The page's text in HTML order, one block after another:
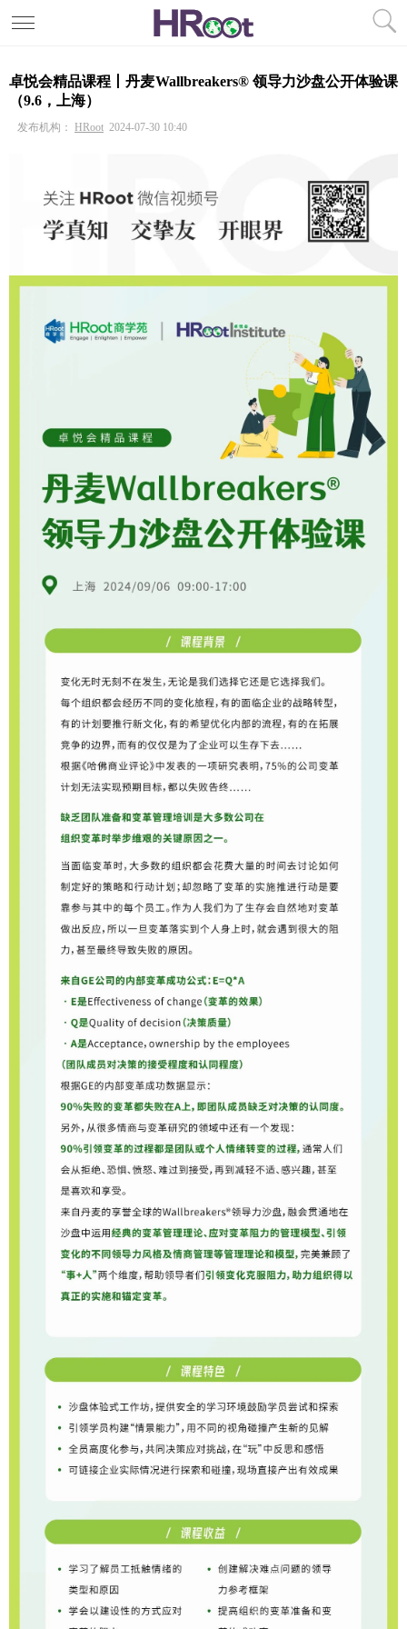
卓悦会精品课程丨丹麦Wallbreakers® 领导力沙盘公开体验课
（9.6，上海）
发布机构： HRoot 2024-07-30 10:40